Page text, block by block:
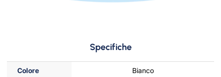
Specifiche
Colore Bianco